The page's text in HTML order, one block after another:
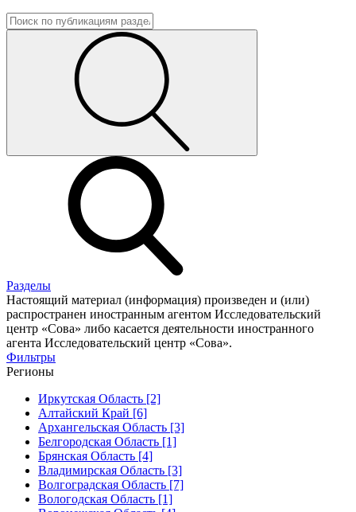
Разделы
Настоящий материал (информация) произведен и (или)
распространен иностранным агентом Исследовательский
центр «Сова» либо касается деятельности иностранного
агента Исследовательский центр «Сова».
Фильтры
Регионы
Иркутская Область [2]
Алтайский Край [6]
Архангельская Область [3]
Белгородская Область [1]
Брянская Область [4]
Владимирская Область [3]
Волгоградская Область [7]
Вологодская Область [1]